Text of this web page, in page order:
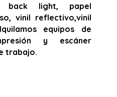
back light, papel
vinil reflectivo,vinil
equipos de
y escáner
trabajo.